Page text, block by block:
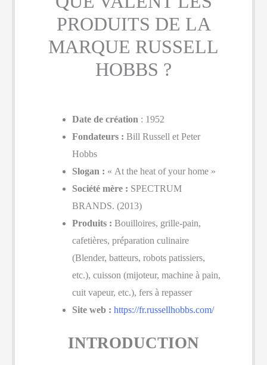
PRODUITS DE LA
MARQUE RUSSELL
HOBBS ?
Date de création : 1952
Fondateurs : Bill Russell et Peter
Hobbs
Slogan : « At the heat of your home »
Société mère : SPECTRUM
BRANDS. (2013)
Produits : Bouilloires, grille-pain,
cafetières, préparation culinaire
(Blender, batteurs, robots patissiers,
etc.), cuisson (mijoteur, machine à pain,
cuit vapeur, etc.), fers à repasser
Site web : https://fr.russellhobbs.com/
INTRODUCTION